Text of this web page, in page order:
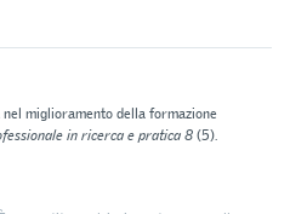
miglioramento della formazione
in ricerca e pratica 8(5).